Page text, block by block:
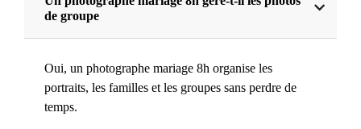
de groupe
Oui, un photographe mariage 8h organise les
portraits, les familles et les groupes sans perdre de
temps.